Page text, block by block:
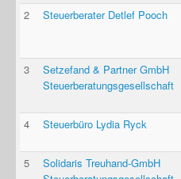
2 Steuerberater Detlef Pooch
3
Setzefand & Partner GmbH
Steuerberatungsgesellschaft
4 Steuerbüro Lydia Ryck
5
Solidaris Treuhand-GmbH